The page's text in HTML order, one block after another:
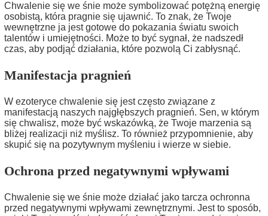
Chwalenie się we śnie może symbolizować potężną energię
osobistą, która pragnie się ujawnić. To znak, że Twoje
wewnętrzne ja jest gotowe do pokazania światu swoich
talentów i umiejętności. Może to być sygnał, że nadszedł
czas, aby podjąć działania, które pozwolą Ci zabłysnąć.
Manifestacja pragnień
W ezoteryce chwalenie się jest często związane z
manifestacją naszych najgłębszych pragnień. Sen, w którym
się chwalisz, może być wskazówką, że Twoje marzenia są
bliżej realizacji niż myślisz. To również przypomnienie, aby
skupić się na pozytywnym myśleniu i wierze w siebie.
Ochrona przed negatywnymi wpływami
Chwalenie się we śnie może działać jako tarcza ochronna
przed negatywnymi wpływami zewnętrznymi. Jest to sposób,